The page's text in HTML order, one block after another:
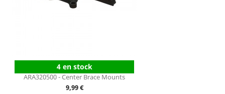
4 en stock
ARA320500 - Center Brace Mounts
Prix
9,99 €